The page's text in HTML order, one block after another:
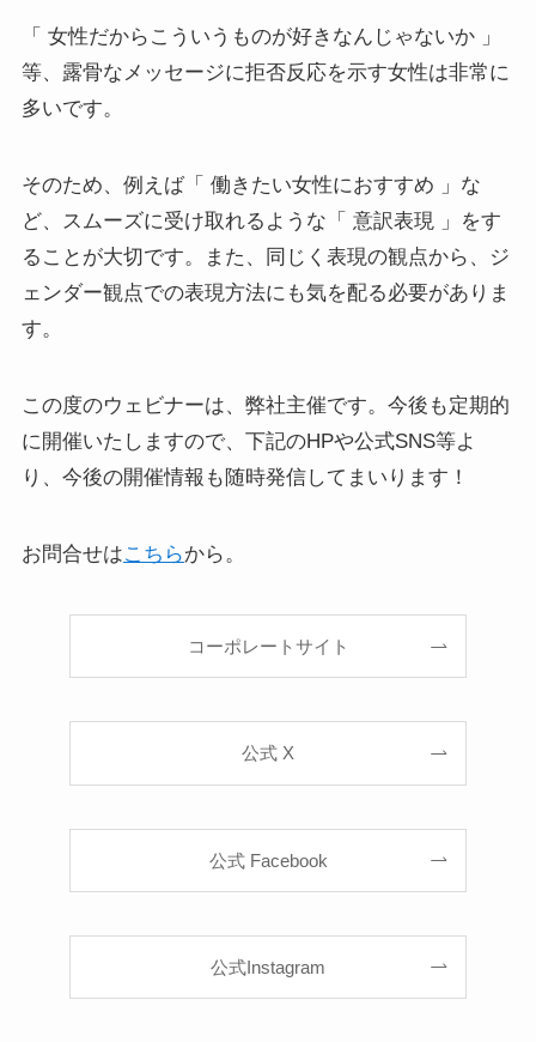
「 女性だからこういうものが好きなんじゃないか 」
等、露骨なメッセージに拒否反応を示す女性は非常に
多いです。
そのため、例えば「 働きたい女性におすすめ 」な
ど、スムーズに受け取れるような「 意訳表現 」をす
ることが大切です。また、同じく表現の観点から、ジ
ェンダー観点での表現方法にも気を配る必要がありま
す。
この度のウェビナーは、弊社主催です。今後も定期的
に開催いたしますので、下記のHPや公式SNS等よ
り、今後の開催情報も随時発信してまいります！
お問合せはこちらから。
コーポレートサイト
公式 X
公式 Facebook
公式Instagram